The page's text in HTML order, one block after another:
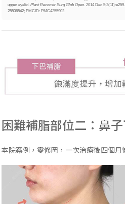
upper eyelid.Plast Reconstr Surg Glob Open . 2014 Dec
25506542; PMCID: PMC4255902.
困難補脂部位二：鼻子
本院案例，零修圖，一次治療後四個月